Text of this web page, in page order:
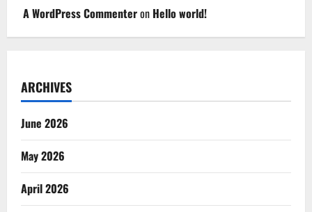
A WordPress Commenteron Hello world!
ARCHIVES
June 2026
May 2026
April 2026